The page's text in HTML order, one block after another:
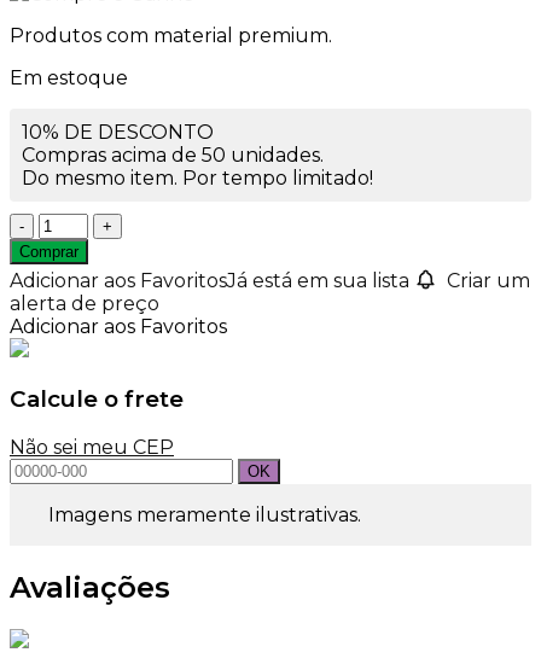
Produtos com material premium.
Em estoque
10% DE DESCONTO
Compras acima de 50 unidades.
Do mesmo item. Por tempo limitado!
Vaso
de
Vidro
Floreira
Rigada
12X13
Comprar
Adicionar aos FavoritosJá está em sua lista
Criar um
alerta de preço
Adicionar aos Favoritos
Calcule o frete
Não sei meu CEP
Imagens meramente ilustrativas.
Avaliações